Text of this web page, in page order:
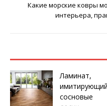
Какие морские ковры
интерьера,
Ламинат,
имитирующий
сосновые